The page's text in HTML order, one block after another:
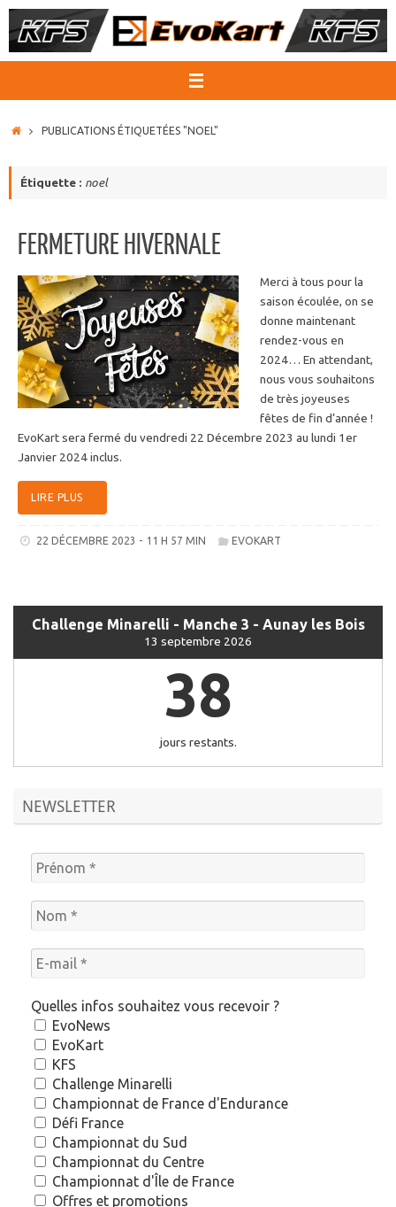
Passer
au
ACCUEIL
PUBLICATIONS ÉTIQUETÉES "NOEL"
Étiquette : noel
FERMETURE HIVERNALE
Merci à tous pour la
saison écoulée, on se
donne maintenant
rendez-vous en
2024… En attendant,
nous vous souhaitons
de très joyeuses
fêtes de fin d’année !
EvoKart sera fermé du vendredi 22 Décembre 2023 au lundi 1er
Janvier 2024 inclus.
LIRE PLUS
22 DÉCEMBRE 2023 - 11 H 57 MIN EVOKART
Challenge Minarelli - Manche 3 - Aunay les Bois
13 septembre 2026
38
jours restants.
NEWSLETTER
Quelles infos souhaitez vous recevoir ?
EvoNews
EvoKart
KFS
Challenge Minarelli
Championnat de France d'Endurance
Défi France
Championnat du Sud
Championnat du Centre
Championnat d'Île de France
Offres et promotions